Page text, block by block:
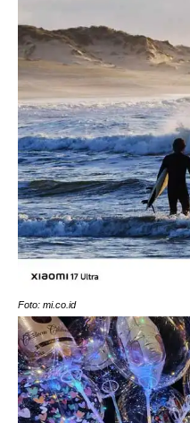
Foto: mi.co.id